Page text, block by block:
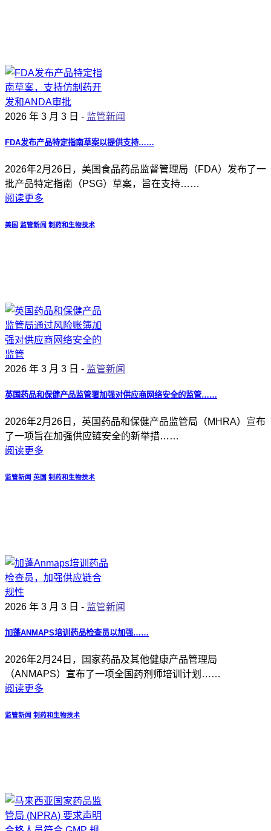
2026 年 3 月 3 日 - 监管新闻
FDA发布产品特定指南草案以提供支持……
2026年2月26日，美国食品药品监督管理局（FDA）发布了一
批产品特定指南（PSG）草案，旨在支持……
阅读更多
美国 监管新闻 制药和生物技术
2026 年 3 月 3 日 - 监管新闻
英国药品和保健产品监管署加强对供应商网络安全的监管……
2026年2月26日，英国药品和保健产品监管局（MHRA）宣布
了一项旨在加强供应链安全的新举措……
阅读更多
监管新闻 英国 制药和生物技术
2026 年 3 月 3 日 - 监管新闻
加蓬ANMAPS培训药品检查员以加强……
2026年2月24日，国家药品及其他健康产品管理局
（ANMAPS）宣布了一项全国药剂师培训计划……
阅读更多
监管新闻 制药和生物技术